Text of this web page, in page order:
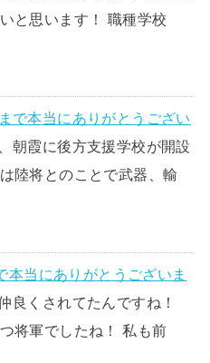
と思います！ 職種学校
で本当にありがとうござい
朝霞に後方支援学校が開設
陸将とのことで武器、輸
本当にありがとうございま
良くされてたんですね！
将軍でしたね！ 私も前